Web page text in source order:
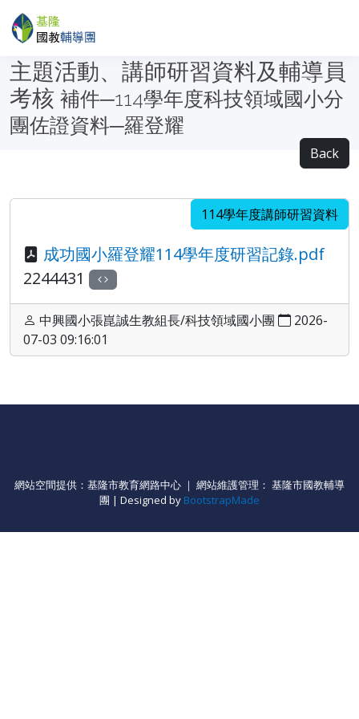
主題活動、講師研習資料及輔導員
考核 補件─114學年度科技領域國小分
團佐證資料─羅登耀
Back
114學年度講師研習資料
成功國小羅登耀114學年度研習記錄.pdf
2244431
中興國小張崑誠生教組長/科技領域國小團
2026-
07-03 09:16:01
網站空間提供：基隆市教育網路中心 ｜ 網站維護管理： 基隆市國教輔導
團 | Designed by BootstrapMade